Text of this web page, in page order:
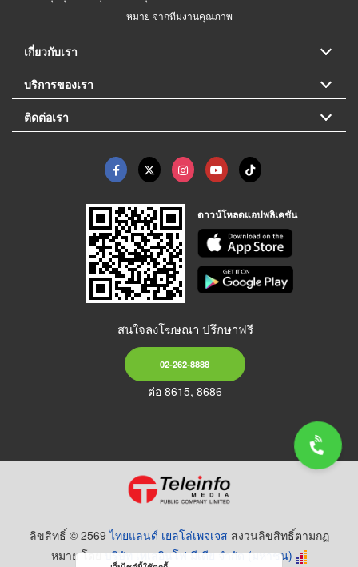
หมาย จากทีมงานคุณภาพ
เกี่ยวกับเรา
บริการของเรา
ติดต่อเรา
ดาวน์โหลดแอปพลิเคชัน
สนใจลงโฆษณา ปรึกษาฟรี
02-262-8888
ต่อ 8615, 8686
ลิขสิทธิ์ © 2569ไทยแลนด์ เยลโล่เพจเจส สงวนลิขสิทธิ์ตามกฏ
หมาย โดยบริษัท เทเลอินโฟ มีเดีย จำกัด (มหาชน)